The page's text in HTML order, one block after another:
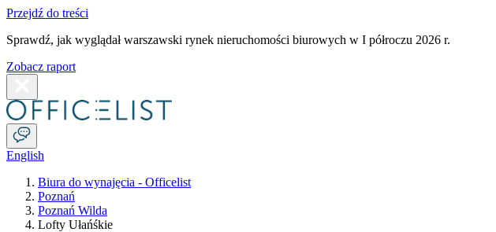
Przejdź do treści
Sprawdź, jak wyglądał warszawski rynek nieruchomości biurowych w I półroczu 2026 r.
Zobacz raport
English
Biura do wynajęcia - Officelist
Poznań
Poznań Wilda
Lofty Ułańśkie